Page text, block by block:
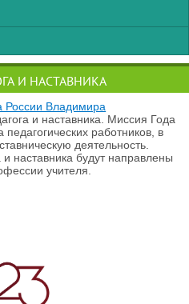
И НАСТАВНИКА
России Владимира
и наставника. Миссия Года
педагогических работников, в
деятельность.
наставника будут направлены
учителя.